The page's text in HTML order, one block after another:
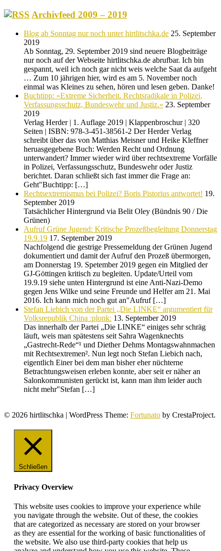
Archivfeed 2009 – 2019
Blog ab Sonntag nur noch unter hirtlitschka.de 25. September
2019
Ab Sonntag, 29. September 2019 sind neuere Blogbeiträge
nur noch auf der Webseite hirtlitschka.de abrufbar. Ich bin
gespannt, weil ich noch gar nicht weis welche Saat da aufgeht
… Zum 10 jährigen hier, wird es am 5. November noch
einmal was Kleines zu sehen, hören und lesen geben. Danke!
Buchtipp: »Extreme Sicherheit. Rechtsradikale in Polizei,
Verfassungsschutz, Bundeswehr und Justiz.« 23. September
2019
Verlag Herder | 1. Auflage 2019 | Klappenbroschur | 320
Seiten | ISBN: 978-3-451-38561-2 Der Herder Verlag
schreibt über das von Matthias Meisner und Heike Kleffner
heruasgegebene Buch: Werden Recht und Ordnung
unterwandert? Immer wieder wird über rechtsextreme Vorfälle
in Polizei, Verfassungsschutz, Bundeswehr oder Justiz
berichtet. Daran schließt sich fast immer die Frage an:
Geht"Buchtipp: […]
Rechtsextremismus bei Polizei? Boris Pistorius antwortet! 19.
September 2019
Tatsächlicher Hintergrund via Belit Oley (Bündnis 90 / Die
Grünen)
Aufruf Grüne Jugend: Kritische Prozeßbegleitung Donnerstag
19.9.19 17. September 2019
Nachfolgend die gestrige Pressemeldung der Grünen Jugend
dokumentiert und damit der Aufruf den Prozeß übermorgen,
am Donnerstag 19. Spetember 2019 gegen ein Mitglied der
GJ-Göttingen kritisch zu begleiten. Update/Urteil vom
19.9.19 siehe unten Hintergrund ist eine Anti-Nazi-Demo
gegen Jens Wilke und seine Freunde und Helfer am 21. Mai
2016. Ich kann mich noch gut an"Aufruf […]
Stefan Liebich von der Partei „Die LINKE“ argumentiert für
Volksrepublik China :plonk: 13. September 2019
Das innerhalb der Partei „Die LINKE“ einiges sehr schräg
läuft, weis man spätestens seit Sahra Wagenknechts
„Gastrecht-Rede“¹ und Diether Dehms Montagswahnmachen
mit Rechtsextremen². Nun legt noch Stefan Liebich nach,
eigentlich Einer bei dem man bisher eher nüchterne
Betrachtungsweisen erleben konnte, aber seit er näher an
Salonkommunisten gerückt ist, kann man ihm leider auch
nicht mehr"Stefan […]
© 2026 hirtlitschka | WordPress Theme: Fortunato by CrestaProject.
Schließen
Privacy Overview
This website uses cookies to improve your experience while
you navigate through the website. Out of these, the cookies
that are categorized as necessary are stored on your browser
as they are essential for the working of basic functionalities of
the website. We also use third-party cookies that help us